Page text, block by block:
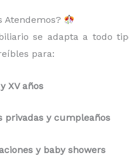
Atendemos?
se adapta a todo
para:
XV años
privadas y cumpleaños
y baby showers